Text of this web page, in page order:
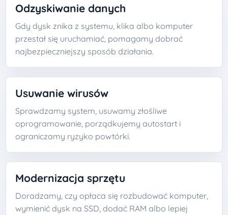
Odzyskiwanie danych
Gdy dysk znika z systemu, klika albo komputer
przestał się uruchamiać, pomagamy dobrać
najbezpieczniejszy sposób działania.
Usuwanie wirusów
Sprawdzamy system, usuwamy złośliwe
oprogramowanie, porządkujemy autostart i
ograniczamy ryzyko powtórki.
Modernizacja sprzętu
Doradzamy, czy opłaca się rozbudować komputer,
wymienić dysk na SSD, dodać RAM albo lepiej